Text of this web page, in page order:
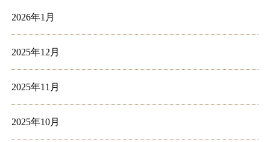
2026年1月
2025年12月
2025年11月
2025年10月